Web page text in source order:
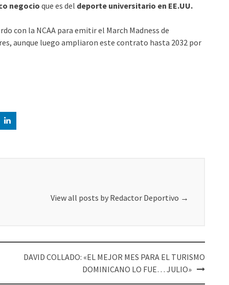
negocio que es del deporte universitario en EE.UU.
con la NCAA para emitir el March Madness de
aunque luego ampliaron este contrato hasta 2032 por
View all posts by Redactor Deportivo →
DAVID COLLADO: «EL MEJOR MES PARA EL TURISMO
DOMINICANO LO FUE… JULIO»